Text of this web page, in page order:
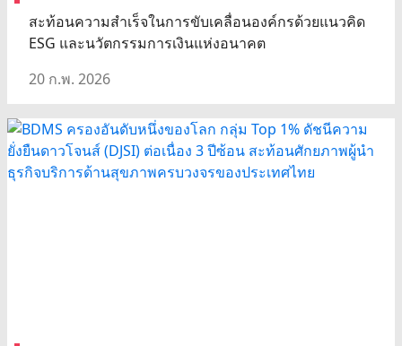
สะท้อนความสำเร็จในการขับเคลื่อนองค์กรด้วยแนวคิด
ESG และนวัตกรรมการเงินแห่งอนาคต
20 ก.พ. 2026